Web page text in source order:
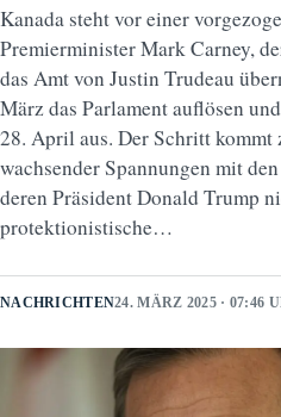
Kanada steht vor einer
Premierminister Mark Carney,
das Amt von Justin Trudeau
März das Parlament auflösen
28. April aus. Der Schritt
wachsender Spannungen mit
deren Präsident Donald Trump
protektionistische…
NACHRICHTEN24. MÄRZ 2025 · 07:46